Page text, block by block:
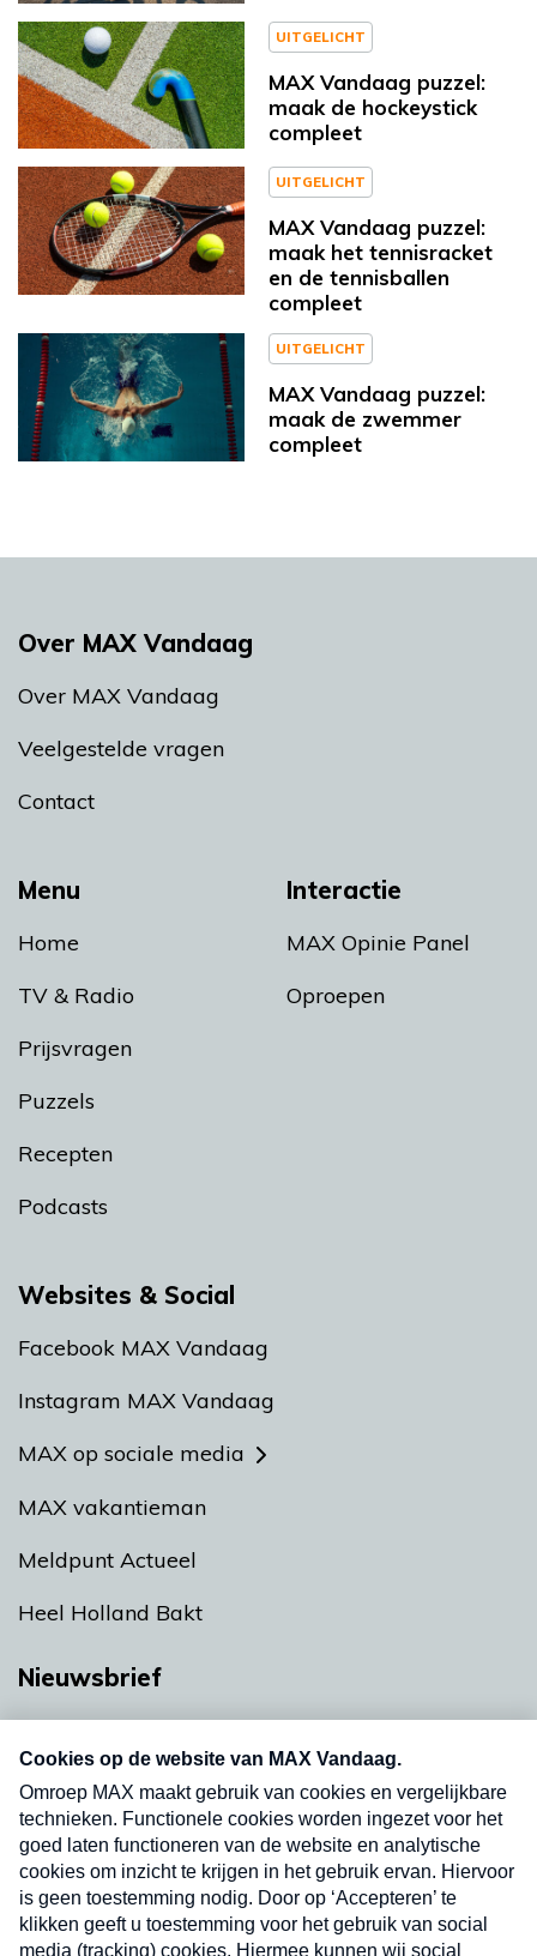
UITGELICHT
MAX Vandaag puzzel:
maak de hockeystick
compleet
UITGELICHT
MAX Vandaag puzzel:
maak het tennisracket
en de tennisballen
compleet
UITGELICHT
MAX Vandaag puzzel:
maak de zwemmer
compleet
Menu
Home
TV & Radio
Prijsvragen
Puzzels
Recepten
Podcasts
Interactie
MAX Opinie Panel
Oproepen
Over MAX Vandaag
Over MAX Vandaag
Veelgestelde vragen
Contact
Websites & Social
Facebook MAX Vandaag
Instagram MAX Vandaag
MAX op sociale media
MAX vakantieman
Meldpunt Actueel
Heel Holland Bakt
Nieuwsbrief
nieuwsbrief. Elke vrijdag- en dinsdagochtend in
uw mailbox.
Verzend